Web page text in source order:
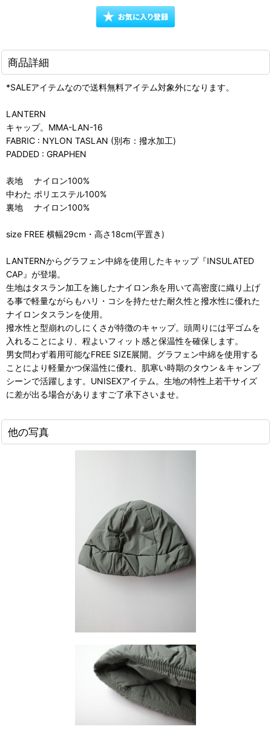
商品詳細
*SALEアイテムなので送料無料アイテム対象外になります。
LANTERN
キャップ。MMA-LAN-16
FABRIC : NYLON TASLAN (別布：撥水加工)
PADDED : GRAPHEN
表地 ナイロン100%
中わた ポリエステル100%
裏地 ナイロン100%
size FREE 横幅29cm・高さ18cm(平置き)
LANTERNからグラフェン中綿を使用したキャップ『INSULATED
CAP』が登場。
生地はタスラン加工を施したナイロン糸を用いて高密度に織り上げ
る事で軽量ながらもハリ・コシを持たせた耐久性と撥水性に優れた
ナイロンタスランを使用。
撥水性と型崩れのしにくさが特徴のキャップ。頭周りには平ゴムを
入れることにより、程よいフィット感と保温性を確保します。
男女問わず着用可能なFREE SIZE展開。グラフェン中綿を使用する
ことにより軽量かつ保温性に優れ、肌寒い時期のタウン＆キャンプ
シーンで活躍します。UNISEXアイテム。生地の特性上若干サイズ
に差が出る場合がありますご了承下さいませ。
他の写真